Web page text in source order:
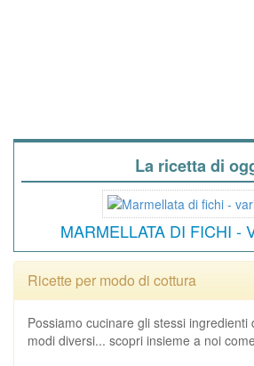
La ricetta di
MARMELLATA DI FICHI -
Ricette per modo di cottura
Possiamo cucinare gli stessi ingredienti
modi diversi... scopri insieme a noi